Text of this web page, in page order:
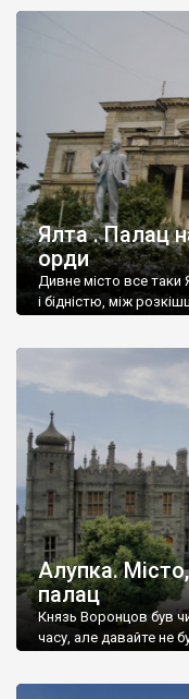
Ялта . Палац
орди
Дивне місто все таки
і бідністю, між
Алупка.
палац
Князь Воронцов був
часу, але давайте не